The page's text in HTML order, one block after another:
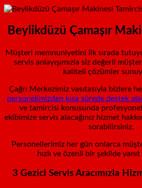
Beylikdüzü Çamaşır
Müşteri memnuniyetini ilk sırada
servis anlayışımızla siz değerli
kaliteli çözümler
Çağrı Merkezimiz vasıtasıyla bizlere
personelimizden kısa sürede destek
ve tamircisi konusunda
ekibimize servis alacağınız hizmet
sorabilirsiniz.
Personellerimiz her gün onlarca
hızlı ve özenli bir şekilde
3 Gezici Servis Aracımızla